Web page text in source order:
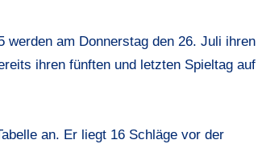
am Donnerstag den 26. Juli ihren
ihren fünften und letzten Spieltag auf
an. Er liegt 16 Schläge vor der